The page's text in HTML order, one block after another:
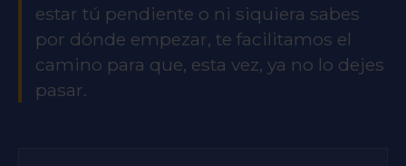
estar tú pendiente o ni siquiera sabes
por dónde empezar, te facilitamos el
camino para que, esta vez, ya no lo dejes
pasar.